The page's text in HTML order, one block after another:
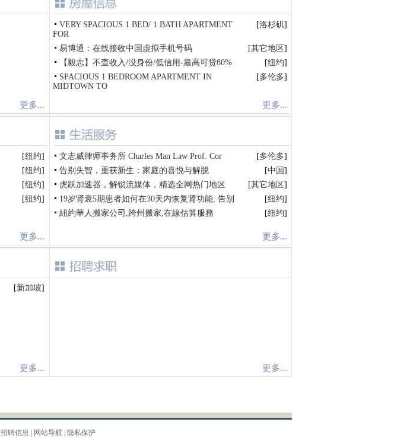
更多...
VERY SPACIOUS 1 BED/ 1 BATH APARTMENT
FOR
[洛杉矶]
易博通：在线接收中国虚拟手机号码 [其它地区]
【毅志】不查收入/没身份/低信用-最高可贷80%
[纽约]
SPACIOUS 1 BEDROOM APARTMENT IN
MIDTOWN TO
[多伦多]
更多...
[纽约]
[纽约]
[纽约]
[纽约]
更多...
文志威律师事务所 Charles Man Law Prof. Cor [多伦多]
告别失智，重获新生：家庭的喜悦与解脱
[中国 ]
虎跃加速器，解锁流媒体，精选全网热门地区
[其它地区]
19岁肾衰5期患者如何在30天内恢复肾功能, 告别
[纽约]
紐約華人搬家公司,跨州搬家,在線估算服務
[纽约]
更多...
[新加坡]
更多... 更多...
招聘信息 网站导航 隐私保护